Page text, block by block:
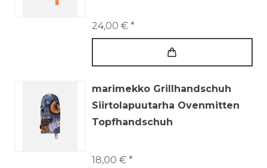
24,00 € *
marimekko Grillhandschuh
Siirtolapuutarha Ovenmitten
Topfhandschuh
18,00 € *